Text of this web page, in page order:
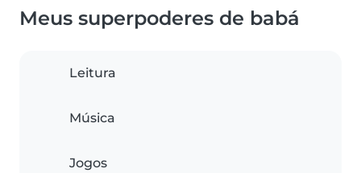
Meus superpoderes de babá
Leitura
Música
Jogos